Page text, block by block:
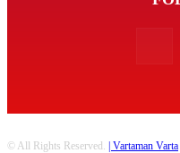
© All Rights Reserved. | Vartaman Varta